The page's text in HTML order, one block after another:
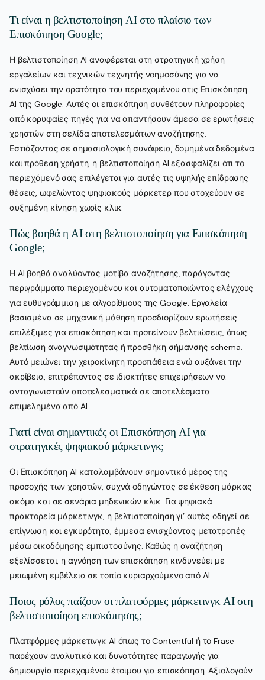
Τι είναι η βελτιστοποίηση AI στο πλαίσιο των
Επισκόπηση Google;
Η βελτιστοποίηση AI αναφέρεται στη στρατηγική χρήση
εργαλείων και τεχνικών τεχνητής νοημοσύνης για να
ενισχύσει την ορατότητα του περιεχομένου στις Επισκόπηση
AI της Google. Αυτές οι επισκόπηση συνθέτουν πληροφορίες
από κορυφαίες πηγές για να απαντήσουν άμεσα σε ερωτήσεις
χρηστών στη σελίδα αποτελεσμάτων αναζήτησης.
Εστιάζοντας σε σημασιολογική συνάφεια, δομημένα δεδομένα
και πρόθεση χρήστη, η βελτιστοποίηση AI εξασφαλίζει ότι το
περιεχόμενό σας επιλέγεται για αυτές τις υψηλής επίδρασης
θέσεις, ωφελώντας ψηφιακούς μάρκετερ που στοχεύουν σε
αυξημένη κίνηση χωρίς κλικ.
Πώς βοηθά η AI στη βελτιστοποίηση για Επισκόπηση
Google;
Η AI βοηθά αναλύοντας μοτίβα αναζήτησης, παράγοντας
περιγράμματα περιεχομένου και αυτοματοποιώντας ελέγχους
για ευθυγράμμιση με αλγορίθμους της Google. Εργαλεία
βασισμένα σε μηχανική μάθηση προσδιορίζουν ερωτήσεις
επιλέξιμες για επισκόπηση και προτείνουν βελτιώσεις, όπως
βελτίωση αναγνωσιμότητας ή προσθήκη σήμανσης schema.
Αυτό μειώνει την χειροκίνητη προσπάθεια ενώ αυξάνει την
ακρίβεια, επιτρέποντας σε ιδιοκτήτες επιχειρήσεων να
ανταγωνιστούν αποτελεσματικά σε αποτελέσματα
επιμελημένα από AI.
Γιατί είναι σημαντικές οι Επισκόπηση AI για
στρατηγικές ψηφιακού μάρκετινγκ;
Οι Επισκόπηση AI καταλαμβάνουν σημαντικό μέρος της
προσοχής των χρηστών, συχνά οδηγώντας σε έκθεση μάρκας
ακόμα και σε σενάρια μηδενικών κλικ. Για ψηφιακά
πρακτορεία μάρκετινγκ, η βελτιστοποίηση γι’ αυτές οδηγεί σε
επίγνωση και εγκυρότητα, έμμεσα ενισχύοντας μετατροπές
μέσω οικοδόμησης εμπιστοσύνης. Καθώς η αναζήτηση
εξελίσσεται, η αγνόηση των επισκόπηση κινδυνεύει με
μειωμένη εμβέλεια σε τοπίο κυριαρχούμενο από AI.
Ποιος ρόλος παίζουν οι πλατφόρμες μάρκετινγκ AI στη
βελτιστοποίηση επισκόπησης;
Πλατφόρμες μάρκετινγκ AI όπως το Contentful ή το Frase
παρέχουν αναλυτικά και δυνατότητες παραγωγής για
δημιουργία περιεχομένου έτοιμου για επισκόπηση. Αξιολογούν